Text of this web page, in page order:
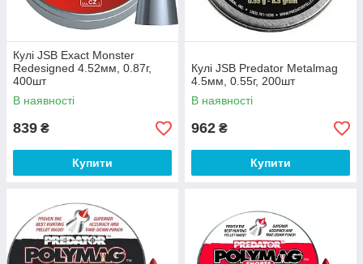
Кулі JSB Exact Monster
Redesigned 4.52мм, 0.87г,
400шт
В наявності
839 ₴
Купити
Кулі JSB Predator Metalmag
4.5мм, 0.55г, 200шт
В наявності
962 ₴
Купити